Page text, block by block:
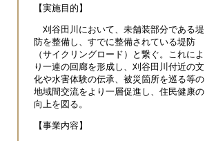
【実施目的】
刈谷田川において、未舗装部分である堤
防を整備し、すでに整備されている堤防
（サイクリングロード）と繋ぐ。これによ
り一連の回廊を形成し、刈谷田川付近の文
化や水害体験の伝承、被災箇所を巡る等の
地域間交流をより一層促進し、住民健康の
向上を図る。
【事業内容】